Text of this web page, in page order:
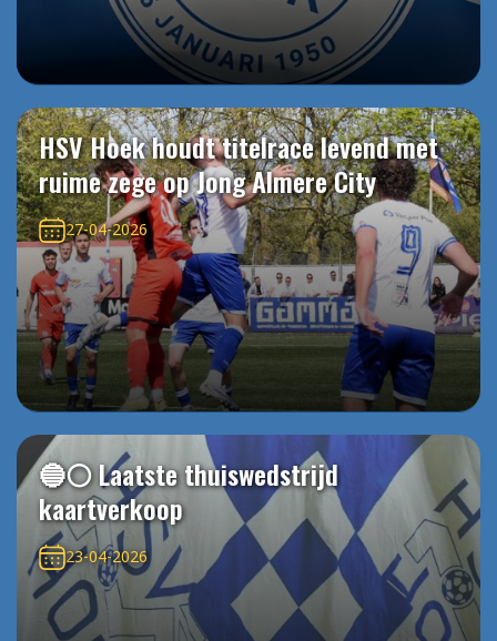
HSV Hoek houdt titelrace levend met
ruime zege op Jong Almere City
27-04-2026
🔵⚪️ Laatste thuiswedstrijd
kaartverkoop
23-04-2026